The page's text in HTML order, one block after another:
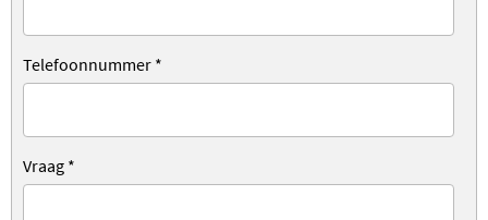
Telefoonnummer *
Vraag *